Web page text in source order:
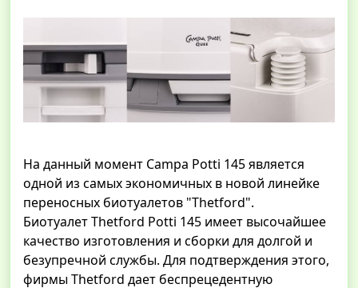
На данный момент Campa Potti 145 является
одной из самых экономичных в новой линейке
переносных биотуалетов "Thetford".
Биотуалет Thetford Potti 145 имеет высочайшее
качество изготовления и сборки для долгой и
безупречной службы. Для подтверждения этого,
фирмы Thetford дает беспрецедентную